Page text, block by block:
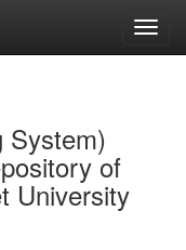
System)
of
University